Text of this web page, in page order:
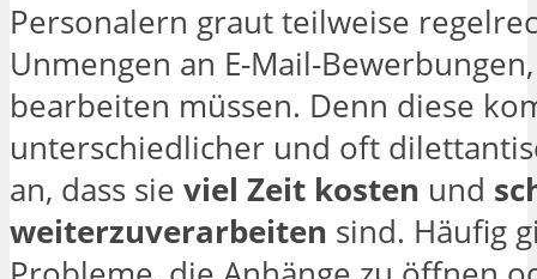
Personalern graut teilweise
Unmengen an E-Mail-
bearbeiten müssen. Denn diese
unterschiedlicher und oft
an, dass sie viel Zeit kosten und
weiterzuverarbeiten sind. Häufig